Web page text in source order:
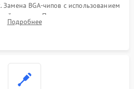
BGA-чипов с использованием
станции. Прошивка микросхемы
поврежденных портов USB
Подробнее